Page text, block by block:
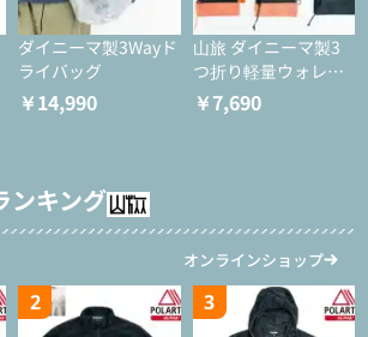
ダイニーマ製3Wayド
ライバッグ
￥14,990
山旅 ダイニーマ製3
つ折り軽量ウォレッ
ト
￥7,690
ンキング
オンラインショップ
2 3